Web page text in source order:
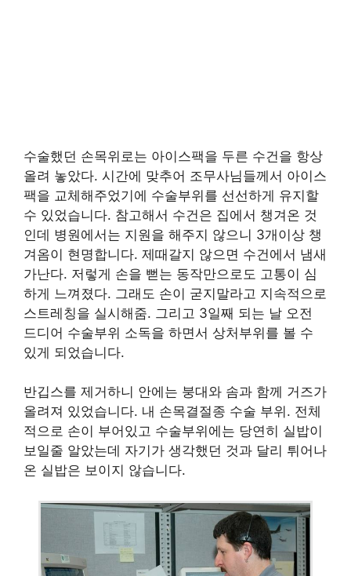
수술했던 손목위로는 아이스팩을 두른 수건을 항상
올려 놓았다. 시간에 맞추어 조무사님들께서 아이스
팩을 교체해주었기에 수술부위를 선선하게 유지할
수 있었습니다. 참고해서 수건은 집에서 챙겨온 것
인데 병원에서는 지원을 해주지 않으니 3개이상 챙
겨옴이 현명합니다. 제때갈지 않으면 수건에서 냄새
가난다. 저렇게 손을 뻗는 동작만으로도 고통이 심
하게 느껴졌다. 그래도 손이 굳지말라고 지속적으로
스트레칭을 실시해줌. 그리고 3일째 되는 날 오전
드디어 수술부위 소독을 하면서 상처부위를 볼 수
있게 되었습니다.
반깁스를 제거하니 안에는 붕대와 솜과 함께 거즈가
올려져 있었습니다. 내 손목결절종 수술 부위. 전체
적으로 손이 부어있고 수술부위에는 당연히 실밥이
보일줄 알았는데 자기가 생각했던 것과 달리 튀어나
온 실밥은 보이지 않습니다.